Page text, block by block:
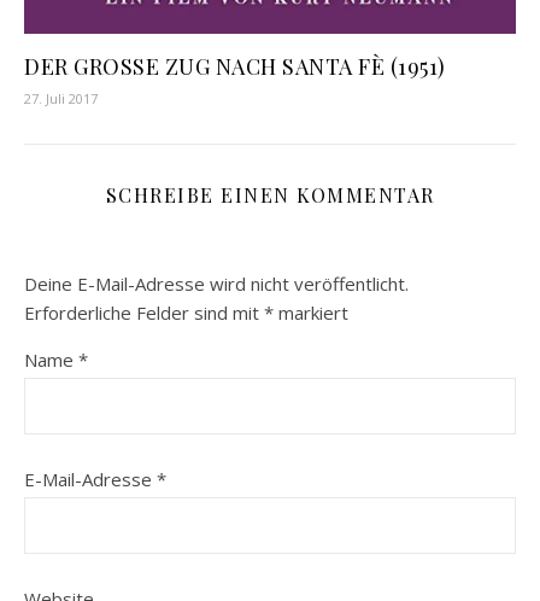
DER GROSSE ZUG NACH SANTA FÈ (1951)
27. Juli 2017
SCHREIBE EINEN KOMMENTAR
Deine E-Mail-Adresse wird nicht veröffentlicht.
Erforderliche Felder sind mit * markiert
Name *
E-Mail-Adresse *